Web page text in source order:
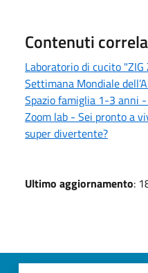
Contenuti
Laboratorio di cucito "ZIG
Settimana Mondiale
Spazio famiglia 1-3 anni
Zoom lab - Sei pronto a
super divertente?
Ultimo aggiornamento: